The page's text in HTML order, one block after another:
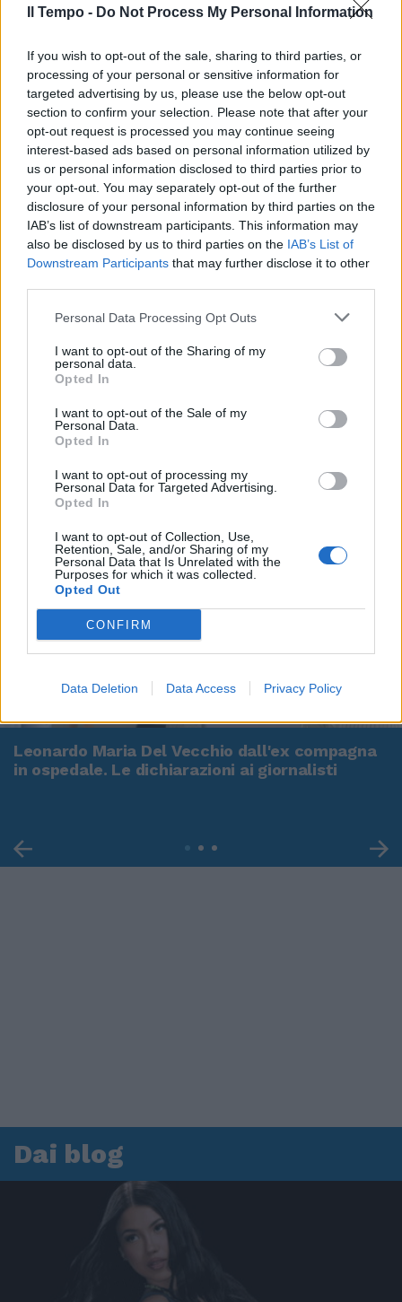
Il Tempo - Do Not Process My Personal Information
If you wish to opt-out of the sale, sharing to third parties, or
processing of your personal or sensitive information for
targeted advertising by us, please use the below opt-out
section to confirm your selection. Please note that after your
opt-out request is processed you may continue seeing
interest-based ads based on personal information utilized by
us or personal information disclosed to third parties prior to
your opt-out. You may separately opt-out of the further
disclosure of your personal information by third parties on the
IAB’s list of downstream participants. This information may
also be disclosed by us to third parties on the IAB’s List of
Downstream Participants that may further disclose it to other
Personal Data Processing Opt Outs
I want to opt-out of the Sharing of my
personal data.
Opted In
I want to opt-out of the Sale of my
Personal Data.
Opted In
I want to opt-out of processing my
Personal Data for Targeted Advertising.
Opted In
I want to opt-out of Collection, Use,
Retention, Sale, and/or Sharing of my
Personal Data that Is Unrelated with the
Purposes for which it was collected.
Opted Out
CONFIRM
Data Deletion Data Access Privacy Policy
Leonardo Maria Del Vecchio dall'ex compagna
in ospedale. Le dichiarazioni ai giornalisti
Dai blog